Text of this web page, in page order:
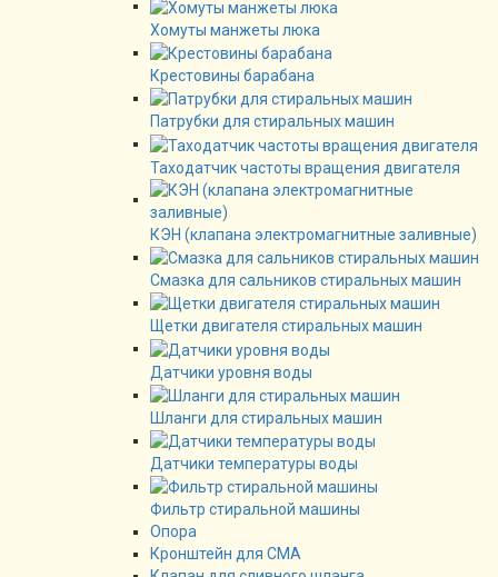
Хомуты манжеты люка
Крестовины барабана
Патрубки для стиральных машин
Таходатчик частоты вращения двигателя
КЭН (клапана электромагнитные заливные)
Смазка для сальников стиральных машин
Щетки двигателя стиральных машин
Датчики уровня воды
Шланги для стиральных машин
Датчики температуры воды
Фильтр стиральной машины
Опора
Кронштейн для СМА